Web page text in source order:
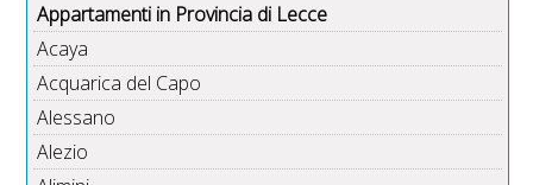
Appartamenti in Provincia di Lecce
Acaya
Acquarica del Capo
Alessano
Alezio